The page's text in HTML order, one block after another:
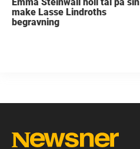
make Lasse Lindroths
begravning